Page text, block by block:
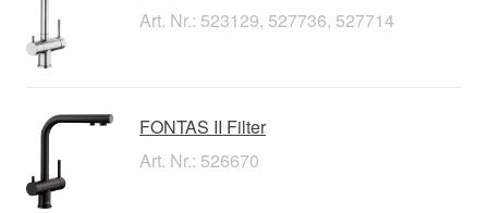
Art. Nr.: 523129, 527736, 527714
FONTAS II Filter
Art. Nr.: 526670